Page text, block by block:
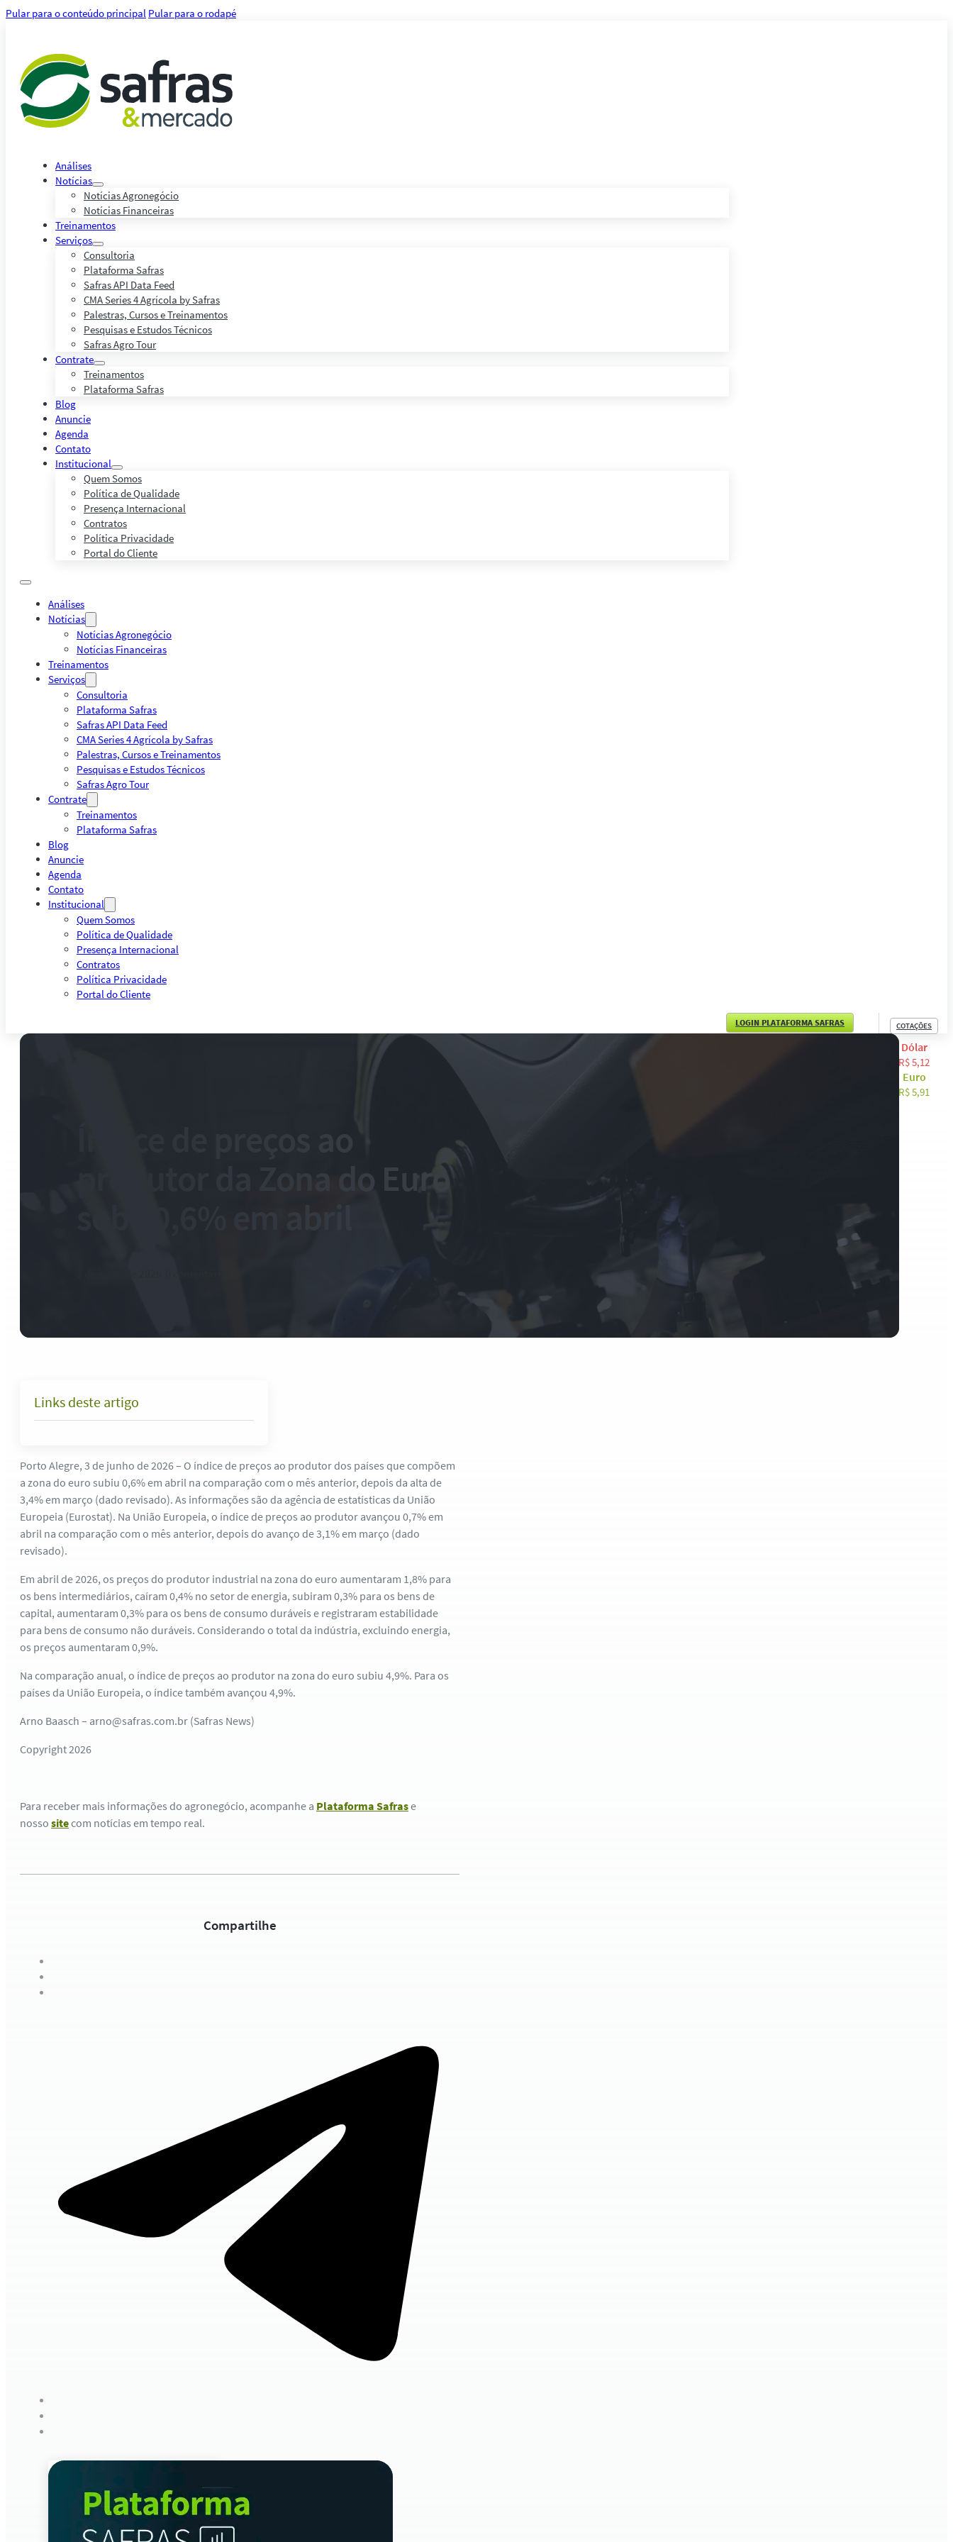
Pular para o conteúdo principal Pular para o rodapé
Análises
Notícias
Notícias Agronegócio
Notícias Financeiras
Treinamentos
Serviços
Consultoria
Plataforma Safras
Safras API Data Feed
CMA Series 4 Agrícola by Safras
Palestras, Cursos e Treinamentos
Pesquisas e Estudos Técnicos
Safras Agro Tour
Contrate
Treinamentos
Plataforma Safras
Blog
Anuncie
Agenda
Contato
Institucional
Quem Somos
Política de Qualidade
Presença Internacional
Contratos
Política Privacidade
Portal do Cliente
Análises
Notícias
Notícias Agronegócio
Notícias Financeiras
Treinamentos
Serviços
Consultoria
Plataforma Safras
Safras API Data Feed
CMA Series 4 Agrícola by Safras
Palestras, Cursos e Treinamentos
Pesquisas e Estudos Técnicos
Safras Agro Tour
Contrate
Treinamentos
Plataforma Safras
Blog
Anuncie
Agenda
Contato
Institucional
Quem Somos
Política de Qualidade
Presença Internacional
Contratos
Política Privacidade
Portal do Cliente
LOGIN PLATAFORMA SAFRAS COTAÇÕES
Dólar
R$ 5,12
Euro
R$ 5,91
produtor da Zona do Euro
Links deste artigo
Porto Alegre, 3 de junho de 2026 – O índice de preços ao produtor dos países que compõem
a zona do euro subiu 0,6% em abril na comparação com o mês anterior, depois da alta de
3,4% em março (dado revisado). As informações são da agência de estatísticas da União
Europeia (Eurostat). Na União Europeia, o índice de preços ao produtor avançou 0,7% em
abril na comparação com o mês anterior, depois do avanço de 3,1% em março (dado
revisado).
Em abril de 2026, os preços do produtor industrial na zona do euro aumentaram 1,8% para
os bens intermediários, caíram 0,4% no setor de energia, subiram 0,3% para os bens de
capital, aumentaram 0,3% para os bens de consumo duráveis e registraram estabilidade
para bens de consumo não duráveis. Considerando o total da indústria, excluindo energia,
os preços aumentaram 0,9%.
Na comparação anual, o índice de preços ao produtor na zona do euro subiu 4,9%. Para os
países da União Europeia, o índice também avançou 4,9%.
Arno Baasch – arno@safras.com.br (Safras News)
Copyright 2026
Para receber mais informações do agronegócio, acompanhe a Plataforma Safrase
nosso sitecom notícias em tempo real.
Compartilhe